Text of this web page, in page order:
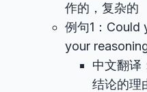
作的，复杂的
例句1：Could
your
中文翻译
结论的理